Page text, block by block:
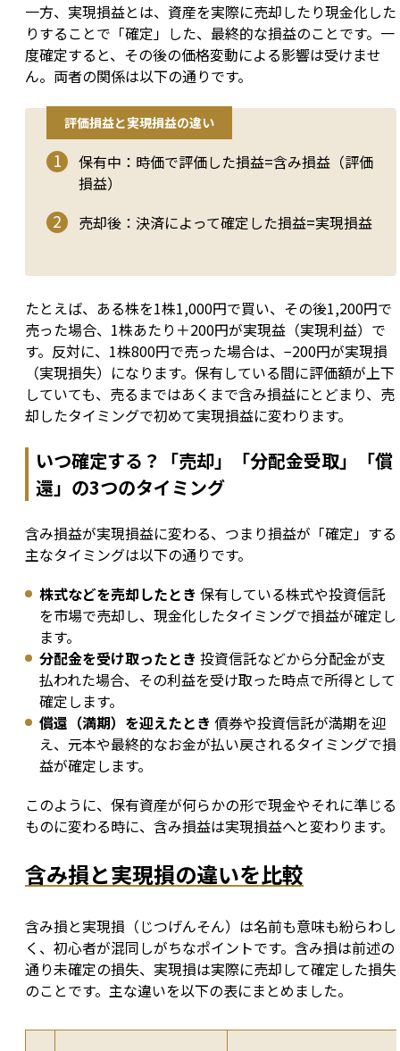
一方、実現損益とは、資産を実際に売却したり現金化した
りすることで「確定」した、最終的な損益のことです。一
度確定すると、その後の価格変動による影響は受けませ
ん。両者の関係は以下の通りです。
評価損益と実現損益の違い
保有中：時価で評価した損益=含み損益（評価
損益）
売却後：決済によって確定した損益=実現損益
たとえば、ある株を1株1,000円で買い、その後1,200円で
売った場合、1株あたり＋200円が実現益（実現利益）で
す。反対に、1株800円で売った場合は、−200円が実現損
（実現損失）になります。保有している間に評価額が上下
していても、売るまではあくまで含み損益にとどまり、売
却したタイミングで初めて実現損益に変わります。
いつ確定する？「売却」「分配金受取」「償
還」の3つのタイミング
含み損益が実現損益に変わる、つまり損益が「確定」する
主なタイミングは以下の通りです。
株式などを売却したとき 保有している株式や投資信託
を市場で売却し、現金化したタイミングで損益が確定し
ます。
分配金を受け取ったとき 投資信託などから分配金が支
払われた場合、その利益を受け取った時点で所得として
確定します。
償還（満期）を迎えたとき 債券や投資信託が満期を迎
え、元本や最終的なお金が払い戻されるタイミングで損
益が確定します。
このように、保有資産が何らかの形で現金やそれに準じる
ものに変わる時に、含み損益は実現損益へと変わります。
含み損と実現損の違いを比較
含み損と実現損（じつげんそん）は名前も意味も紛らわし
く、初心者が混同しがちなポイントです。含み損は前述の
通り未確定の損失、実現損は実際に売却して確定した損失
のことです。主な違いを以下の表にまとめました。